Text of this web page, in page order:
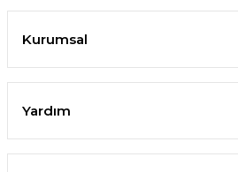
Kurumsal
Yardım